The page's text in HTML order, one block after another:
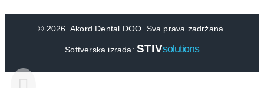
© 2026. Akord Dental DOO. Sva prava zadržana.
Softverska izrada: STIVsolutions